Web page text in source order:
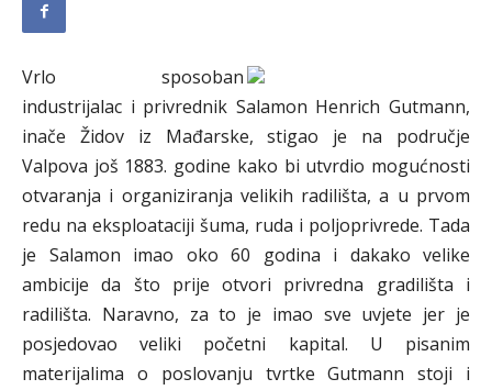
Vrlo sposoban
industrijalac i privrednik Salamon Henrich Gutmann,
inače Židov iz Mađarske, stigao je na područje
Valpova još 1883. godine kako bi utvrdio mogućnosti
otvaranja i organiziranja velikih radilišta, a u prvom
redu na eksploataciji šuma, ruda i poljoprivrede. Tada
je Salamon imao oko 60 godina i dakako velike
ambicije da što prije otvori privredna gradilišta i
radilišta. Naravno, za to je imao sve uvjete jer je
posjedovao veliki početni kapital. U pisanim
materijalima o poslovanju tvrtke Gutmann stoji i